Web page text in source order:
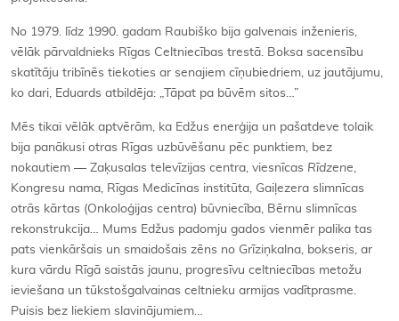
No 1979. līdz 1990. gadam Raubiško bija galvenais inženieris,
vēlāk pārvaldnieks Rīgas Celtniecības trestā. Boksa sacensību
skatītāju tribīnēs tiekoties ar senajiem cīņubiedriem, uz jautājumu,
ko dari, Eduards atbildēja: „Tāpat pa būvēm sitos…”
Mēs tikai vēlāk aptvērām, ka Edžus enerģija un pašatdeve tolaik
bija panākusi otras Rīgas uzbūvēšanu pēc punktiem, bez
nokautiem — Zaķusalas televīzijas centra, viesnīcas Rīdzene,
Kongresu nama, Rīgas Medicīnas institūta, Gaiļezera slimnīcas
otrās kārtas (Onkoloģijas centra) būvniecība, Bērnu slimnīcas
rekonstrukcija… Mums Edžus padomju gados vienmēr palika tas
pats vienkāršais un smaidošais zēns no Grīziņkalna, bokseris, ar
kura vārdu Rīgā saistās jaunu, progresīvu celtniecības metožu
ieviešana un tūkstošgalvainas celtnieku armijas vadītprasme.
Puisis bez liekiem slavinājumiem…